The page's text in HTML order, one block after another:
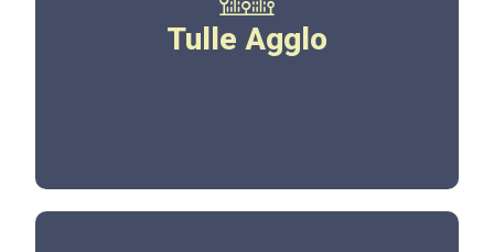
Tulle Agglo
www.tulleagglo.fr